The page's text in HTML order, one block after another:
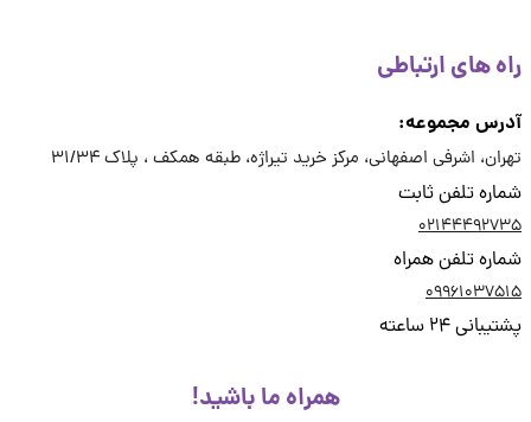
های ارتباطی
مجموعه:
اشرفی اصفهانی، مرکز خرید تیراژه، طبقه همکف ، پلاک 31/34
تلفن ثابت
تلفن همراه
24 ساعته
همراه ما باشید!